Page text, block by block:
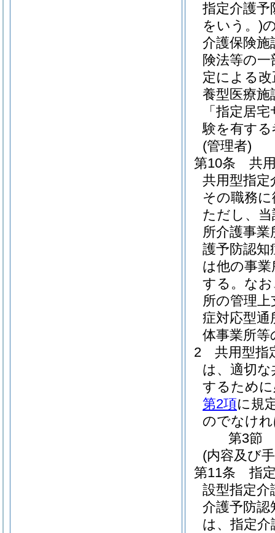
指定介護予
をいう。)
介護保険
険法等の
定による
養型医療施
「指定居
験を有す
(管理者)
第10条
共
共用型指定
その職務
ただし、
所介護事
護予防認知
は他の事
する。 な
所の管理
症対応型
体事業所
2
共用型指
は、適切
するため
第2項に規
のでなけ
第3節
(内容及び
第11条
指
設型指定介
介護予防認
は、指定